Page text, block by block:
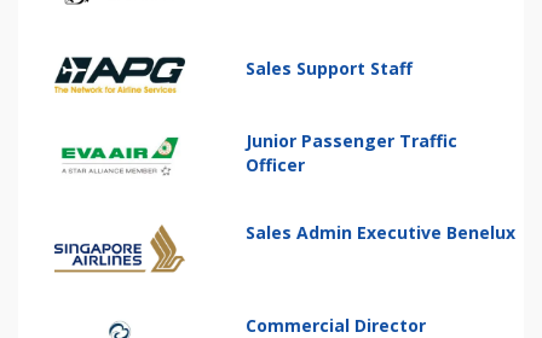
Sales Support Staff
Junior Passenger Traffic
Officer
Sales Admin Executive Benelux
Commercial Director